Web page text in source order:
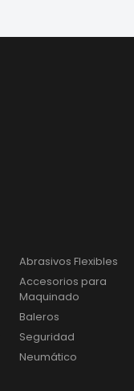
Abrasivos Flexibles
Accesorios para
Maquinado
Baleros
Seguridad
Neumático